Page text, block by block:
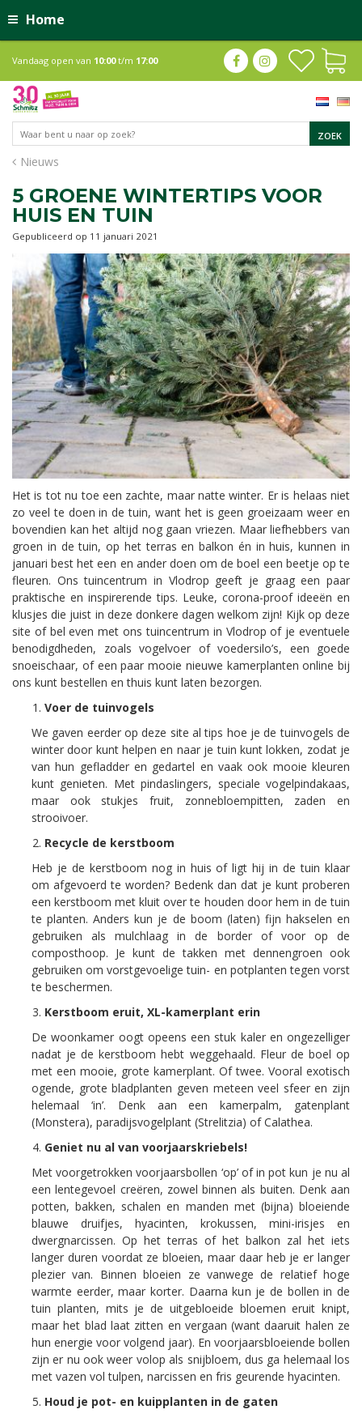
Home
Nieuws
Vandaag open van 10:00t/m 17:00
5 GROENE WINTERTIPS VOOR
HUIS EN TUIN
Gepubliceerd op 11 januari 2021
Het is tot nu toe een zachte, maar natte winter. Er is helaas niet
zo veel te doen in de tuin, want het is geen groeizaam weer en
bovendien kan het altijd nog gaan vriezen. Maar liefhebbers van
groen in de tuin, op het terras en balkon én in huis, kunnen in
januari best het een en ander doen om de boel een beetje op te
fleuren. Ons tuincentrum in Vlodrop geeft je graag een paar
praktische en inspirerende tips. Leuke, corona-proof ideeën en
klusjes die juist in deze donkere dagen welkom zijn! Kijk op deze
site of bel even met ons tuincentrum in Vlodrop of je eventuele
benodigdheden, zoals vogelvoer of voedersilo’s, een goede
snoeischaar, of een paar mooie nieuwe kamerplanten online bij
ons kunt bestellen en thuis kunt laten bezorgen.
Voer de tuinvogels
We gaven eerder op deze site al tips hoe je de tuinvogels de
winter door kunt helpen en naar je tuin kunt lokken, zodat je
van hun gefladder en gedartel en vaak ook mooie kleuren
kunt genieten. Met pindaslingers, speciale vogelpindakaas,
maar ook stukjes fruit, zonnebloempitten, zaden en
strooivoer.
Recycle de kerstboom
Heb je de kerstboom nog in huis of ligt hij in de tuin klaar
om afgevoerd te worden? Bedenk dan dat je kunt proberen
een kerstboom met kluit over te houden door hem in de tuin
te planten. Anders kun je de boom (laten) fijn hakselen en
gebruiken als mulchlaag in de border of voor op de
composthoop. Je kunt de takken met dennengroen ook
gebruiken om vorstgevoelige tuin- en potplanten tegen vorst
te beschermen.
Kerstboom eruit, XL-kamerplant erin
De woonkamer oogt opeens een stuk kaler en ongezelliger
nadat je de kerstboom hebt weggehaald. Fleur de boel op
met een mooie, grote kamerplant. Of twee. Vooral exotisch
ogende, grote bladplanten geven meteen veel sfeer en zijn
helemaal ‘in’. Denk aan een kamerpalm, gatenplant
(Monstera), paradijsvogelplant (Strelitzia) of Calathea.
Geniet nu al van voorjaarskriebels!
Met voorgetrokken voorjaarsbollen ‘op’ of in pot kun je nu al
een lentegevoel creëren, zowel binnen als buiten. Denk aan
potten, bakken, schalen en manden met (bijna) bloeiende
blauwe druifjes, hyacinten, krokussen, mini-irisjes en
dwergnarcissen. Op het terras of het balkon zal het iets
langer duren voordat ze bloeien, maar daar heb je er langer
plezier van. Binnen bloeien ze vanwege de relatief hoge
warmte eerder, maar korter. Daarna kun je de bollen in de
tuin planten, mits je de uitgebloeide bloemen eruit knipt,
maar het blad laat zitten en vergaan (want daaruit halen ze
hun energie voor volgend jaar). En voorjaarsbloeiende bollen
zijn er nu ook weer volop als snijbloem, dus ga helemaal los
met vazen vol tulpen, narcissen en fris geurende hyacinten.
Houd je pot- en kuipplanten in de gaten